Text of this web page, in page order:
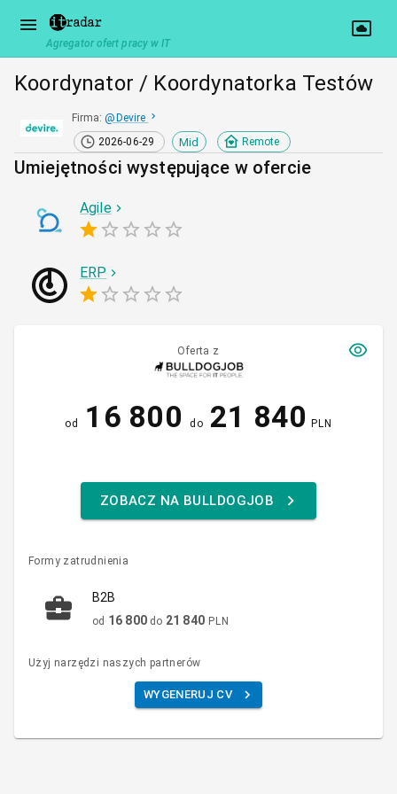
Agregator ofert pracy w IT
Koordynator / Koordynatorka Testów
Firma: @ Devire
2026-06-29
Mid Remote
Umiejętności występujące w ofercie
Agile
ERP
Oferta z
od 16 800 do 21 840 PLN
ZOBACZ NA BULLDOGJOB
Formy zatrudnienia
B2B
od 16 800 do 21 840 PLN
Użyj narzędzi naszych partnerów
WYGENERUJ CV